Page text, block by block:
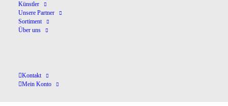
Künstler
Unsere Partner
Sortiment
Über uns
Kontakt
Mein Konto
Sinopoli,G